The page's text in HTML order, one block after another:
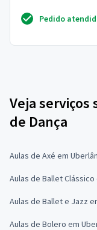
Pedido
Veja serviços
de Dança
Aulas de Axé em
Aulas de Ballet
Aulas de Ballet e Jazz
Aulas de Bolero em